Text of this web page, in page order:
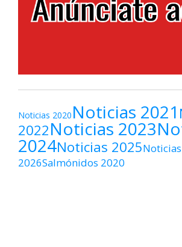
Noticias 2020 Noticias 2021
2022Noticias 2023
2024Noticias 2025Noticias
2026Salmónidos 2020